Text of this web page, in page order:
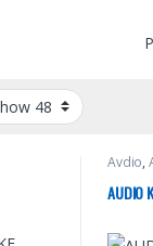
Avdio,
AUDIO